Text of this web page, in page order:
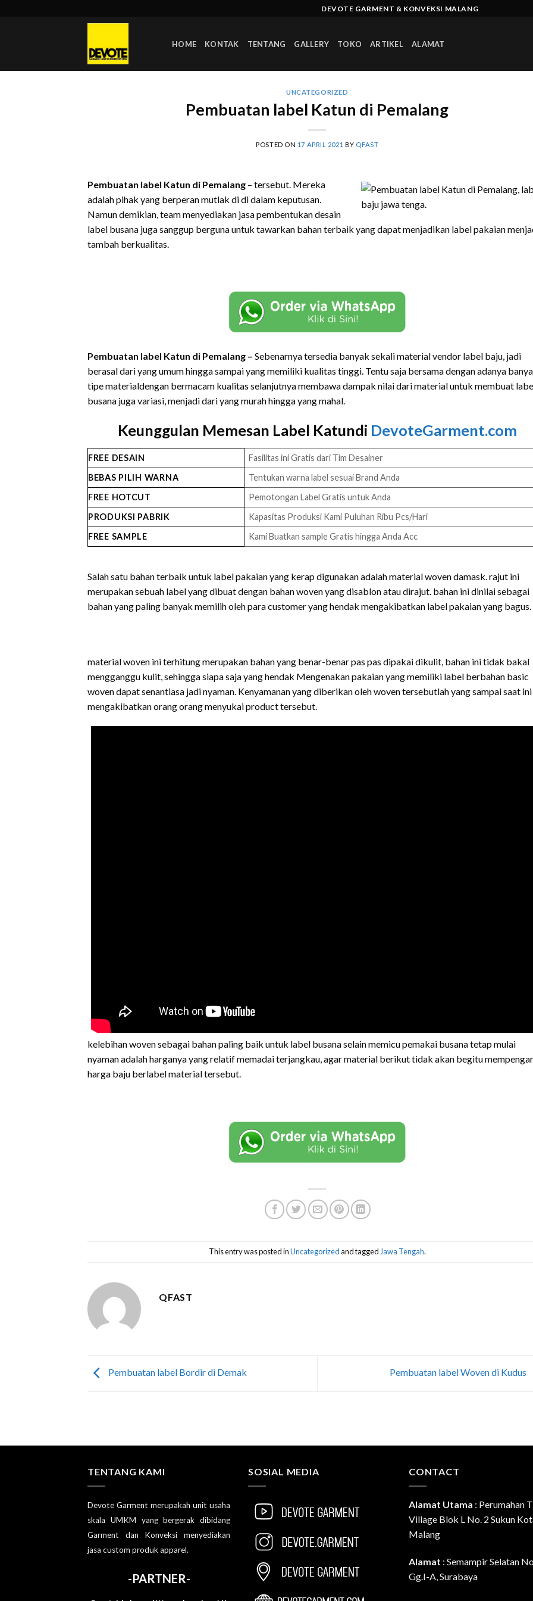
DEVOTE GARMENT & KONVEKSI MALANG
HOME KONTAK TENTANG GALLERY TOKO ARTIKEL ALAMAT
UNCATEGORIZED
Pembuatan label Katun di Pemalang
POSTED ON 17 APRIL 2021 BY QFAST
Pembuatan label Katun di Pemalang – tersebut. Mereka
adalah pihak yang berperan mutlak di di dalam keputusan.
Namun demikian, team menyediakan jasa pembentukan desain
label busana juga sanggup berguna untuk tawarkan bahan terbaik yang dapat menjadikan label pakaian
tambah berkualitas.
Pembuatan label Katun di Pemalang – Sebenarnya tersedia banyak sekali material vendor label baju, jadi
berasal dari yang umum hingga sampai yang memiliki kualitas tinggi. Tentu saja bersama dengan adanya
tipe materialdengan bermacam kualitas selanjutnya membawa dampak nilai dari material untuk membuat
busana juga variasi, menjadi dari yang murah hingga yang mahal.
Keunggulan Memesan Label Katundi DevoteGarment.com
FREE DESAIN
Fasilitas ini Gratis dari Tim Desainer
BEBAS PILIH WARNA
Tentukan warna label sesuai Brand Anda
FREE HOTCUT
Pemotongan Label Gratis untuk Anda
PRODUKSI PABRIK
Kapasitas Produksi Kami Puluhan Ribu Pcs/Hari
FREE SAMPLE
Kami Buatkan sample Gratis hingga Anda Acc
Salah satu bahan terbaik untuk label pakaian yang kerap digunakan adalah material woven damask. rajut ini
merupakan sebuah label yang dibuat dengan bahan woven yang disablon atau dirajut. bahan ini dinilai sebagai
bahan yang paling banyak memilih oleh para customer yang hendak mengakibatkan label pakaian yang bagus.
material woven ini terhitung merupakan bahan yang benar-benar pas pas dipakai dikulit, bahan ini tidak bakal
mengganggu kulit, sehingga siapa saja yang hendak Mengenakan pakaian yang memiliki label berbahan basic
woven dapat senantiasa jadi nyaman. Kenyamanan yang diberikan oleh woven tersebutlah yang sampai saat ini
mengakibatkan orang orang menyukai product tersebut.
kelebihan woven sebagai bahan paling baik untuk label busana selain memicu pemakai busana tetap mulai
nyaman adalah harganya yang relatif memadai terjangkau, agar material berikut tidak akan begitu
harga baju berlabel material tersebut.
This entry was posted inUncategorizedand taggedJawa Tengah.
QFAST
Pembuatan label Bordir di Demak Pembuatan label Woven di Kudus
TENTANG KAMI
Devote Garment merupakah unit usaha
skala UMKM yang bergerak dibidang
Garment dan Konveksi menyediakan
jasa custom produk apparel.
-PARTNER-
SOSIAL MEDIA CONTACT
Alamat Utama : Perumahan
Village Blok L No. 2 Sukun
Malang
Alamat : Semampir Selatan
Gg.I-A, Surabaya